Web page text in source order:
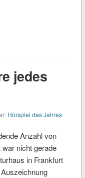
jedes
Hörspiel des Jahres
Anzahl von
nicht gerade
in Frankfurt